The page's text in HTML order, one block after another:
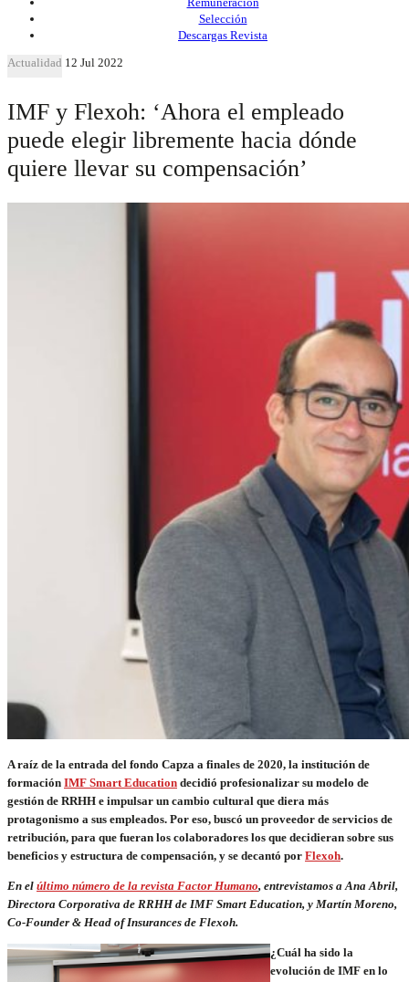
Selección
Descargas Revista
Actualidad 12 Jul 2022
IMF y Flexoh: ‘Ahora el empleado
puede elegir libremente hacia dónde
quiere llevar su compensación’
A raíz de la entrada del fondo Capza a finales de 2020, la institución de
formación IMF Smart Education decidió profesionalizar su modelo de
gestión de RRHH e impulsar un cambio cultural que diera más
protagonismo a sus empleados. Por eso, buscó un proveedor de servicios de
retribución, para que fueran los colaboradores los que decidieran sobre sus
beneficios y estructura de compensación, y se decantó por Flexoh.
En el último número de la revista Factor Humano, entrevistamos a Ana Abril,
Directora Corporativa de RRHH de IMF Smart Education, y Martín Moreno,
Co-Founder & Head of Insurances de Flexoh.
¿Cuál ha sido la
evolución de IMF en lo